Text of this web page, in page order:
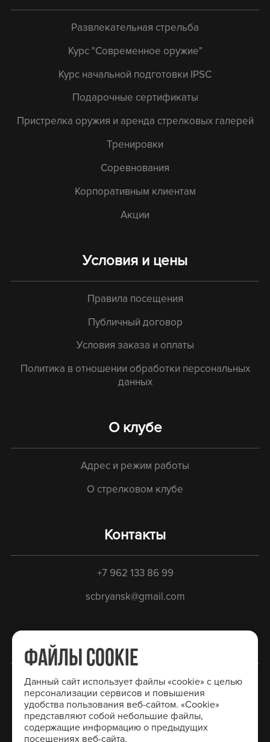
Развлекательная стрельба
Курс "Современное оружие"
Курс начальной подготовки IPSC
Подарочные сертификаты
Пристрелка оружия и аренда стрелковых галерей
Тренировки
Соревнования
Корпоративным клиентам
Акции
Условия и цены
Правила посещения
Публичный договор
Условия заказа и оплаты
Политика в отношении обработки персональных
данных
О клубе
Адрес и режим работы
О стрелковом клубе
Контакты
+7 962 133 86 99
scbryansk@gmail.com
Вконтакте
Одноклассники
ФАЙЛЫ COOKIE
Данный сайт использует файлы «cookie» с целью
персонализации сервисов и повышения
удобства пользования веб-сайтом. «Cookie»
представляют собой небольшие файлы,
содержащие информацию о предыдущих
посещениях веб-сайта.